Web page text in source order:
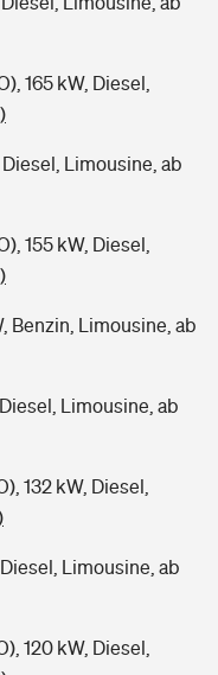
165 kW, Diesel,
Limousine, ab
155 kW, Diesel,
Benzin, Limousine, ab
Limousine, ab
132 kW, Diesel,
Limousine, ab
120 kW, Diesel,